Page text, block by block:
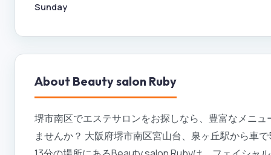
Sunday
About Beauty salon Ruby
堺市南区でエステサロンをお探しなら、豊富なメニ
ませんか？ 大阪府堺市南区宮山台、泉ヶ丘駅から車